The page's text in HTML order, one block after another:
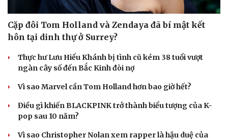
Cặp đôi Tom Holland và Zendaya đã bí mật kết
hôn tại dinh thự ở Surrey?
Thực hư Lưu Hiểu Khánh bị tình cũ kém 38 tuổi vượt
ngàn cây số đến Bắc Kinh đòi nợ
Vì sao Marvel cần Tom Holland hơn bao giờ hết?
Điều gì khiến BLACKPINK trở thành biểu tượng của K-
pop sau 10 năm?
Vì sao Christopher Nolan xem rapper là hậu duệ của